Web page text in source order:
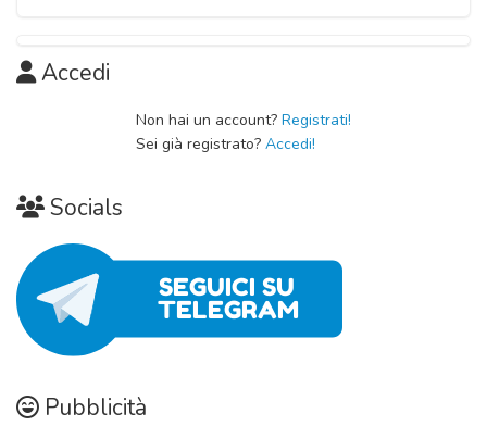
Accedi
Non hai un account? Registrati!
Sei già registrato? Accedi!
Socials
Pubblicità